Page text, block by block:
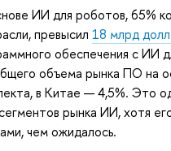
ИИ для роботов, 65%
превысил 18 млрд
обеспечения с ИИ
объема рынка ПО на
в Китае — 4,5%. Это
рынка ИИ, хотя
чем ожидалось.